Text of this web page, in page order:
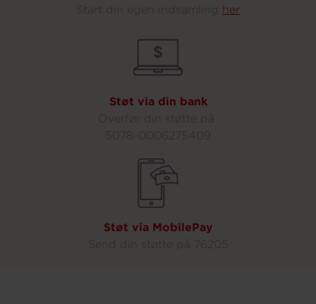
Start din egen indsamling her
Støt via din bank
Overfør din støtte på
-0006275409
Støt via MobilePay
Send din støtte på 76205